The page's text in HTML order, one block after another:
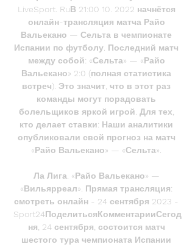
LiveSport. RuВ 21:00 10. 2022 начнётся
онлайн-трансляция матча Райо
Вальекано — Сельта в чемпионате
Испании по футболу. Последний матч
между собой: «Сельта» — «Райо
Вальекано» 2:0 (полная статистика
встреч). Это значит, что в этот раз
команды могут порадовать
болельщиков яркой игрой. Для тех,
кто делает ставки: Наши аналитики
опубликовали свой прогноз на матч
«Райо Вальекано» — «Сельта».
Ла Лига. «Райо Вальекано» —
«Вильярреал». Прямая трансляция:
смотреть онлайн - 24 сентября 2023 -
Sport24ПоделитьсяКомментарииСегод
ня, 24 сентября, состоится матч
шестого тура чемпионата Испании